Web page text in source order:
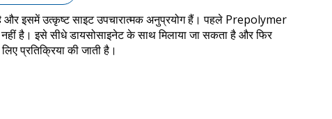
और इसमें उत्कृष्ट साइट उपचारात्मक अनुप्रयोग हैं। पहले Prepolymer
है। इसे सीधे डायसोसाइनेट के साथ मिलाया जा सकता है और फिर
प्रतिक्रिया की जाती है।